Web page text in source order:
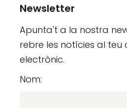
Newsletter
Apunta't a la nostra
rebre les notícies al teu
electrònic.
Nom: